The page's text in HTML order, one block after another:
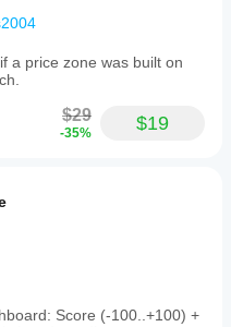
a price zone was built on
$29
-35% $19
Score (-100..+100) +